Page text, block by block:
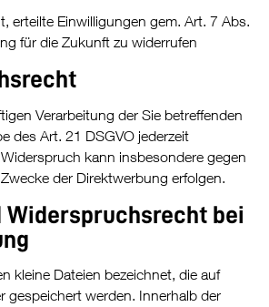
erteilte Einwilligungen gem. Art. 7 Abs.
für die Zukunft zu widerrufen
Verarbeitung der Sie betreffenden
des Art. 21 DSGVO jederzeit
kann insbesondere gegen
der Direktwerbung erfolgen.
Widerspruchsrecht bei
kleine Dateien bezeichnet, die auf
gespeichert werden. Innerhalb der